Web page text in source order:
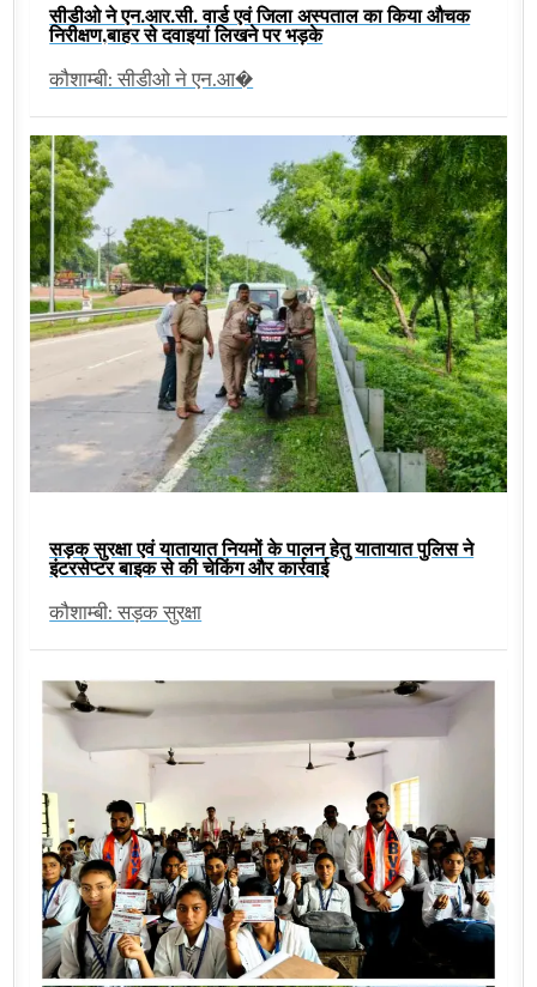
सीडीओ ने एन.आर.सी. वार्ड एवं जिला अस्पताल का किया औचक
निरीक्षण,बाहर से दवाइयां लिखने पर भड़के
कौशाम्बी: सीडीओ ने एन.आ�
सड़क सुरक्षा एवं यातायात नियमों के पालन हेतु यातायात पुलिस ने
इंटरसेप्टर बाइक से की चेकिंग और कार्रवाई
कौशाम्बी: सड़क सुरक्षा